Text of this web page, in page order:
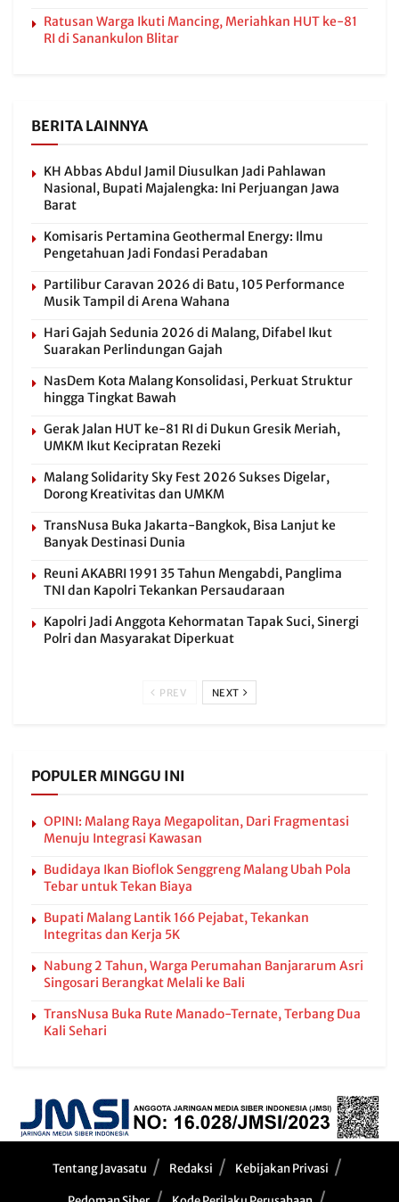
Ratusan Warga Ikuti Mancing, Meriahkan HUT ke-81
RI di Sanankulon Blitar
BERITA LAINNYA
KH Abbas Abdul Jamil Diusulkan Jadi Pahlawan
Nasional, Bupati Majalengka: Ini Perjuangan Jawa
Barat
Komisaris Pertamina Geothermal Energy: Ilmu
Pengetahuan Jadi Fondasi Peradaban
Partilibur Caravan 2026 di Batu, 105 Performance
Musik Tampil di Arena Wahana
Hari Gajah Sedunia 2026 di Malang, Difabel Ikut
Suarakan Perlindungan Gajah
NasDem Kota Malang Konsolidasi, Perkuat Struktur
hingga Tingkat Bawah
Gerak Jalan HUT ke-81 RI di Dukun Gresik Meriah,
UMKM Ikut Kecipratan Rezeki
Malang Solidarity Sky Fest 2026 Sukses Digelar,
Dorong Kreativitas dan UMKM
TransNusa Buka Jakarta-Bangkok, Bisa Lanjut ke
Banyak Destinasi Dunia
Reuni AKABRI 1991 35 Tahun Mengabdi, Panglima
TNI dan Kapolri Tekankan Persaudaraan
Kapolri Jadi Anggota Kehormatan Tapak Suci, Sinergi
Polri dan Masyarakat Diperkuat
PREV NEXT
POPULER MINGGU INI
OPINI: Malang Raya Megapolitan, Dari Fragmentasi
Menuju Integrasi Kawasan
Budidaya Ikan Bioflok Senggreng Malang Ubah Pola
Tebar untuk Tekan Biaya
Bupati Malang Lantik 166 Pejabat, Tekankan
Integritas dan Kerja 5K
Nabung 2 Tahun, Warga Perumahan Banjararum Asri
Singosari Berangkat Melali ke Bali
TransNusa Buka Rute Manado-Ternate, Terbang Dua
Kali Sehari
Tentang Javasatu Redaksi Kebijakan Privasi